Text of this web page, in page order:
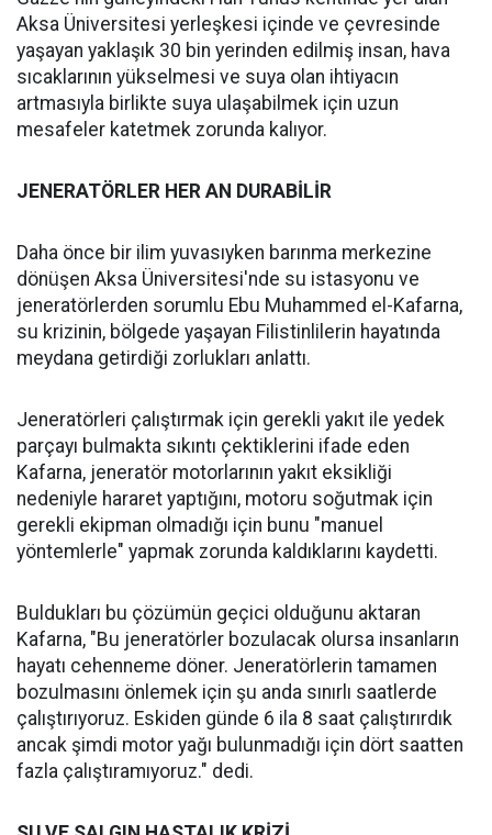
Aksa Üniversitesi yerleşkesi içinde ve çevresinde
yaşayan yaklaşık 30 bin yerinden edilmiş insan, hava
sıcaklarının yükselmesi ve suya olan ihtiyacın
artmasıyla birlikte suya ulaşabilmek için uzun
mesafeler katetmek zorunda kalıyor.
JENERATÖRLER HER AN DURABİLİR
Daha önce bir ilim yuvasıyken barınma merkezine
dönüşen Aksa Üniversitesi'nde su istasyonu ve
jeneratörlerden sorumlu Ebu Muhammed el-Kafarna,
su krizinin, bölgede yaşayan Filistinlilerin hayatında
meydana getirdiği zorlukları anlattı.
Jeneratörleri çalıştırmak için gerekli yakıt ile yedek
parçayı bulmakta sıkıntı çektiklerini ifade eden
Kafarna, jeneratör motorlarının yakıt eksikliği
nedeniyle hararet yaptığını, motoru soğutmak için
gerekli ekipman olmadığı için bunu "manuel
yöntemlerle" yapmak zorunda kaldıklarını kaydetti.
Buldukları bu çözümün geçici olduğunu aktaran
Kafarna, "Bu jeneratörler bozulacak olursa insanların
hayatı cehenneme döner. Jeneratörlerin tamamen
bozulmasını önlemek için şu anda sınırlı saatlerde
çalıştırıyoruz. Eskiden günde 6 ila 8 saat çalıştırırdık
ancak şimdi motor yağı bulunmadığı için dört saatten
fazla çalıştıramıyoruz." dedi.